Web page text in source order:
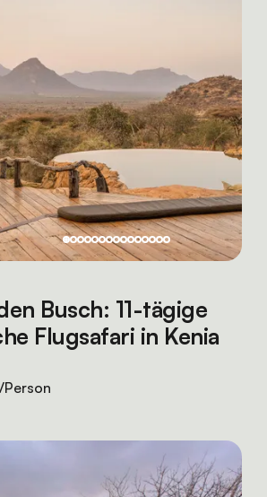
Busch: 11-tägige
Flugsafari in Kenia
/Person